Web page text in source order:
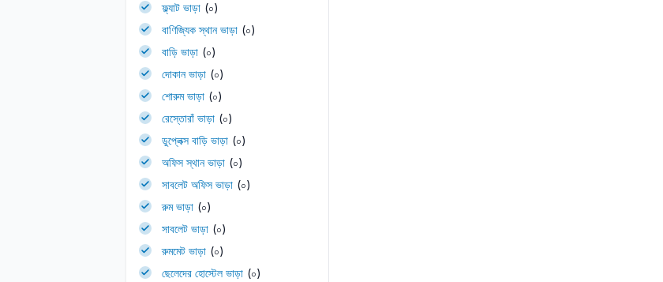
ফ্ল্যাট ভাড়া (০)
বাণিজ্যিক স্থান ভাড়া (০)
বাড়ি ভাড়া (০)
দোকান ভাড়া (০)
শোরুম ভাড়া (০)
রেস্তোরাঁ ভাড়া (০)
ডুপ্লেক্স বাড়ি ভাড়া (০)
অফিস স্থান ভাড়া (০)
সাবলেট অফিস ভাড়া (০)
রুম ভাড়া (০)
সাবলেট ভাড়া (০)
রুমমেট ভাড়া (০)
ছেলেদের হোস্টেল ভাড়া (০)